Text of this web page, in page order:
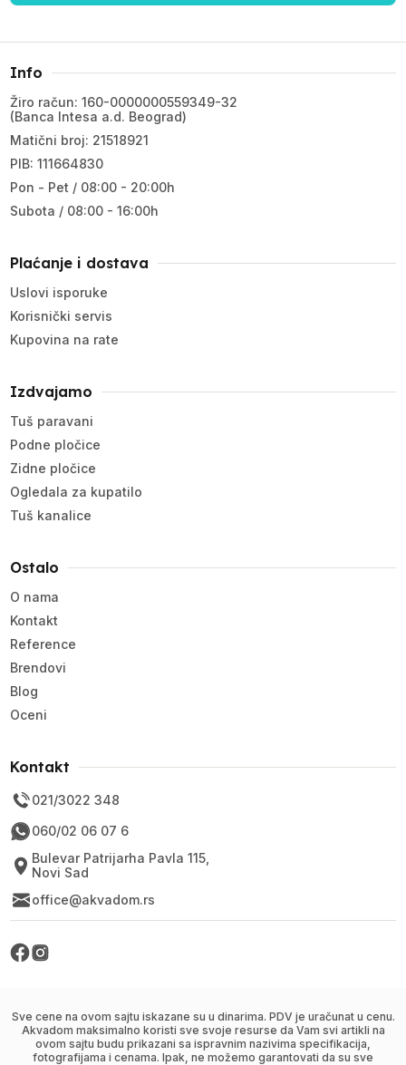
Info
Žiro račun: 160-0000000559349-32
(Banca Intesa a.d. Beograd)
Matični broj: 21518921
PIB: 111664830
Pon - Pet / 08:00 - 20:00h
Subota / 08:00 - 16:00h
Plaćanje i dostava
Uslovi isporuke
Korisnički servis
Kupovina na rate
Izdvajamo
Tuš paravani
Podne pločice
Zidne pločice
Ogledala za kupatilo
Tuš kanalice
Ostalo
O nama
Kontakt
Reference
Brendovi
Blog
Oceni
Kontakt
021/3022 348
060/02 06 07 6
Bulevar Patrijarha Pavla 115,
Novi Sad
office@akvadom.rs
Sve cene na ovom sajtu iskazane su u dinarima. PDV je uračunat u cenu.
Akvadom maksimalno koristi sve svoje resurse da Vam svi artikli na
ovom sajtu budu prikazani sa ispravnim nazivima specifikacija,
fotografijama i cenama. Ipak, ne možemo garantovati da su sve